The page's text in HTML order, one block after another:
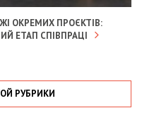
ОКРЕМИХ ПРОЄКТІВ:
ЕТАП СПІВПРАЦІ
РУБРИКИ